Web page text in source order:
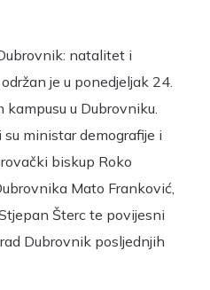
natalitet i
je u ponedjeljak 24.
u Dubrovniku.
ministar demografije i
biskup Roko
Mato Franković,
Šterc te povijesni
Dubrovnik posljednjih